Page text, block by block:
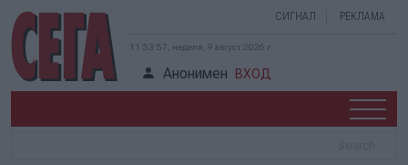
СИГНАЛ РЕКЛАМА
11:53:57, неделя, 9 август 2026 г.
Анонимен ВХОД